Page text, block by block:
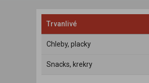
Trvanlivé
Chleby, placky
Snacks, krekry